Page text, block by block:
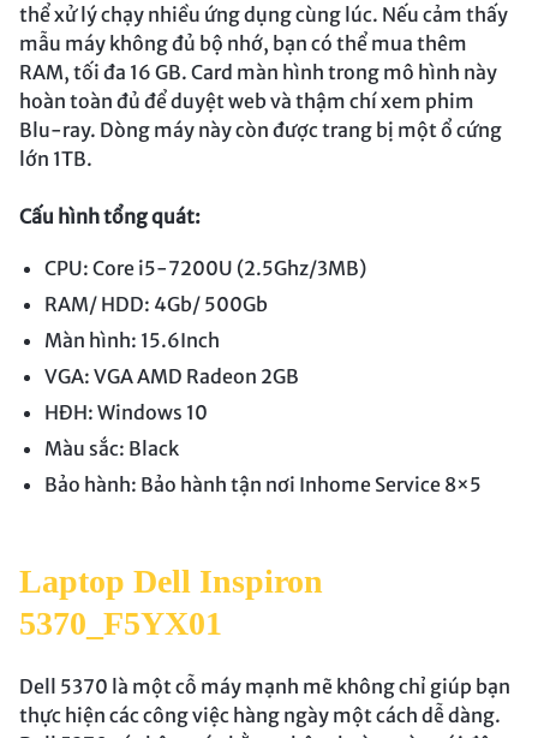
thể xử lý chạy nhiều ứng dụng cùng lúc. Nếu cảm thấy
mẫu máy không đủ bộ nhớ, bạn có thể mua thêm
RAM, tối đa 16 GB. Card màn hình trong mô hình này
hoàn toàn đủ để duyệt web và thậm chí xem phim
Blu-ray. Dòng máy này còn được trang bị một ổ cứng
lớn 1TB.
Cấu hình tổng quát:
CPU: Core i5-7200U (2.5Ghz/3MB)
RAM/ HDD: 4Gb/ 500Gb
Màn hình: 15.6Inch
VGA: VGA AMD Radeon 2GB
HĐH: Windows 10
Màu sắc: Black
Bảo hành: Bảo hành tận nơi Inhome Service 8×5
Laptop Dell Inspiron
5370_F5YX01
Dell 5370 là một cỗ máy mạnh mẽ không chỉ giúp bạn
thực hiện các công việc hàng ngày một cách dễ dàng.